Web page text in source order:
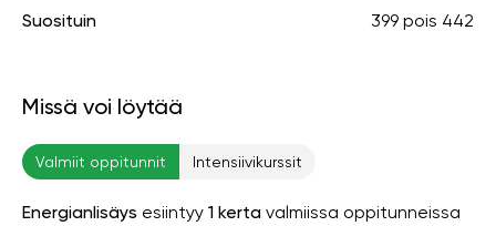
Suosituin 399 pois 442
Missä voi löytää
Valmiit oppitunnit Intensiivikurssit
Energianlisäys esiintyy 1 kerta valmiissa oppitunneissa